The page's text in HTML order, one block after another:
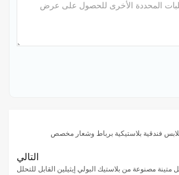
فندقية بلاستيكية برباط وشعار مخصص
التالي
مصنوعة من بلاستيك البولي إيثيلين القابل للتحلل